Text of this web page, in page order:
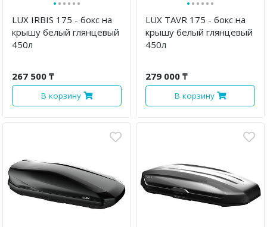
LUX IRBIS 175 - бокс на
крышу белый глянцевый
450л
267 500 ₸
В корзину
LUX TAVR 175 - бокс на
крышу белый глянцевый
450л
279 000 ₸
В корзину